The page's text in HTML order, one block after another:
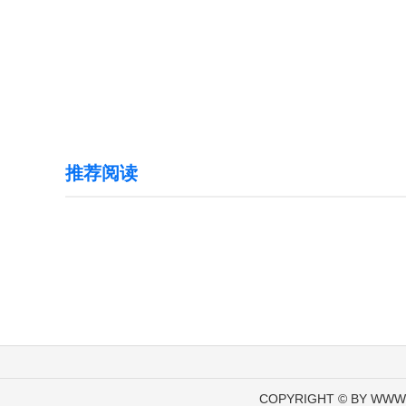
推荐阅读
COPYRIGHT © BY